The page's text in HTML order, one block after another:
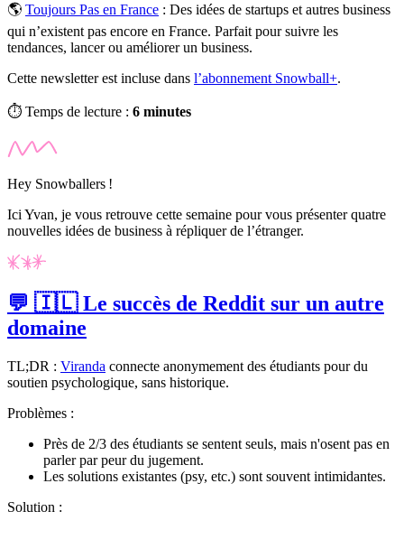
🌎 Toujours Pas en France : Des idées de startups et autres business
qui n’existent pas encore en France. Parfait pour suivre les
tendances, lancer ou améliorer un business.
Cette newsletter est incluse dans l’abonnement Snowball+.
⏱️ Temps de lecture : 6 minutes
Hey Snowballers !
Ici Yvan, je vous retrouve cette semaine pour vous présenter quatre
nouvelles idées de business à répliquer de l’étranger.
💬 🇮🇱 Le succès de Reddit sur un autre
domaine
TL;DR : Viranda connecte anonymement des étudiants pour du
soutien psychologique, sans historique.
Problèmes :
Près de 2/3 des étudiants se sentent seuls, mais n'osent pas en
parler par peur du jugement.
Les solutions existantes (psy, etc.) sont souvent intimidantes.
Solution :